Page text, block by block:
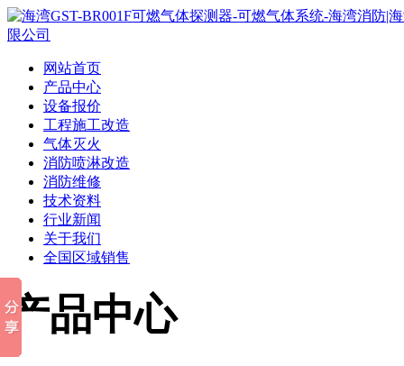
网站首页
产品中心
设备报价
工程施工改造
气体灭火
消防喷淋改造
消防维修
技术资料
行业新闻
关于我们
全国区域销售
产品中心